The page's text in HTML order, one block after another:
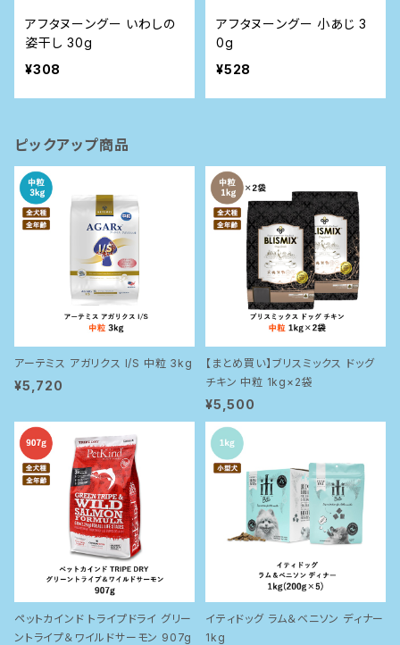
アフタヌーングー いわしの
姿干し 30g
¥308
アフタヌーングー 小あじ 3
0g
¥528
ピックアップ商品
アーテミス アガリクス I/S 中粒 3kg
¥5,720
【まとめ買い】ブリスミックス ドッグ
チキン 中粒 1kg×2袋
¥5,500
ペットカインド トライプドライ グリー
ントライプ＆ワイルドサーモン 907g
イティドッグ ラム＆ベニソン ディナー
1kg